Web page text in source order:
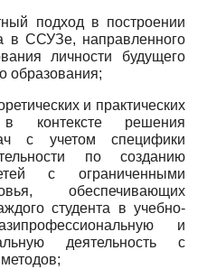
подход в построении
в ССУЗе, направленного
личности будущего
образования;
и практических
в контексте решения
с учетом специфики
по созданию
с ограниченными
обеспечивающих
студента в учебно-
и
деятельность с